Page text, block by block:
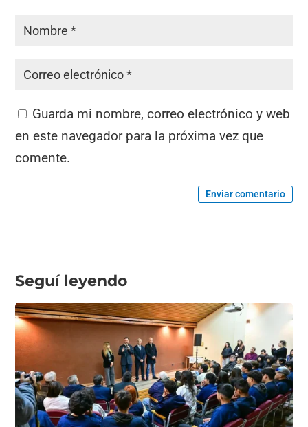
Guarda mi nombre, correo electrónico y web
en este navegador para la próxima vez que
comente.
Enviar comentario
Seguí leyendo